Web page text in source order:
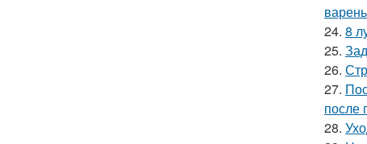
24. 8
25.
26.
27.
после
28.